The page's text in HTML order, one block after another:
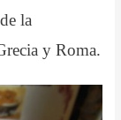
la
y Roma.